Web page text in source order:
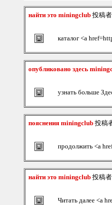
найти это miningclub 投稿者
каталог <a
опубликовано здесь
узнать больше
пояснения miningclub 投稿
продолжить <a
найти это miningclub 投稿者
Читать далее <a